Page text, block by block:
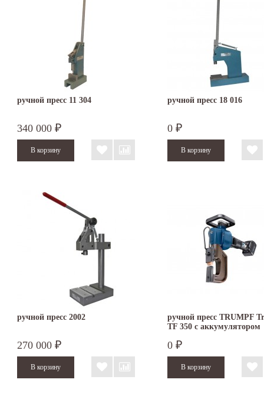
ручной пресс 11 304
340 000 ₽
ручной пресс 18 016
0 ₽
ручной пресс 2002
270 000 ₽
ручной пресс TRUMPF
TF 350 с аккумулятором
0 ₽